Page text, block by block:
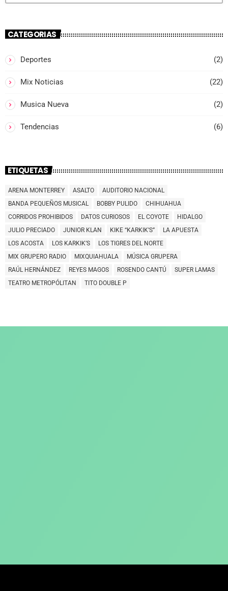
CATEGORIAS
Deportes (2)
Mix Noticias (22)
Musica Nueva (2)
Tendencias (6)
ETIQUETAS
ARENA MONTERREY ASALTO
AUDITORIO NACIONAL
BANDA PEQUEÑOS MUSICAL
BOBBY PULIDO
CHIHUAHUA
CORRIDOS PROHIBIDOS
DATOS CURIOSOS EL COYOTE
HIDALGO
JULIO PRECIADO
JUNIOR KLAN KIKE “KARKIK’S”
LA APUESTA
LOS ACOSTA
LOS KARKIK’S
LOS TIGRES DEL NORTE
MIX GRUPERO RADIO
MIXQUIAHUALA
MÚSICA GRUPERA
RAÚL HERNÁNDEZ
REYES MAGOS ROSENDO CANTÚ
SUPER LAMAS
TEATRO METROPÓLITAN
TITO DOUBLE P